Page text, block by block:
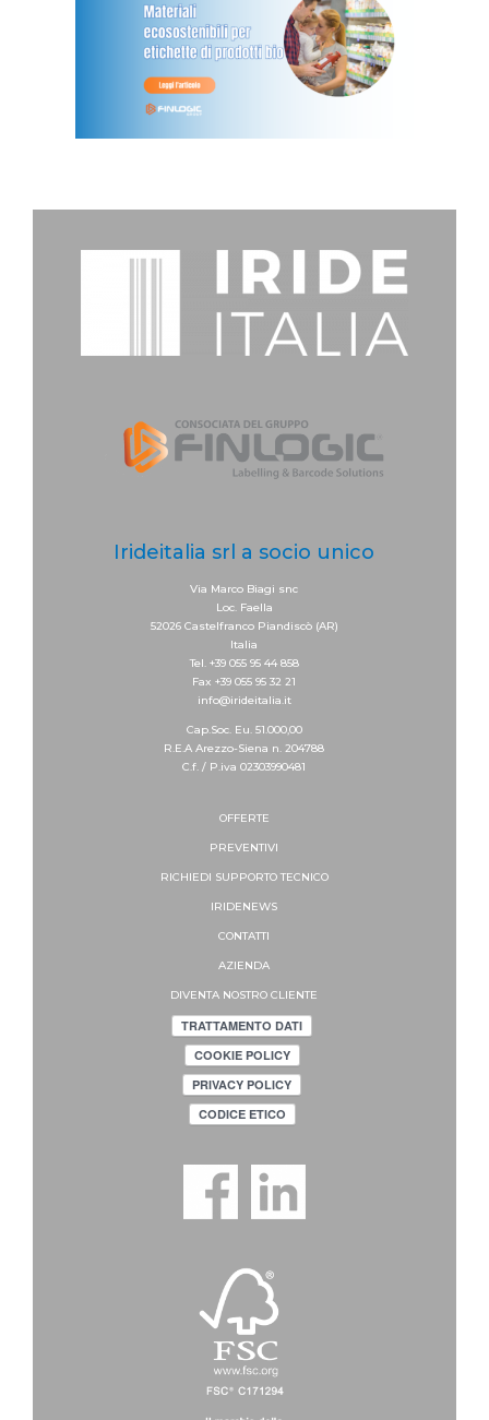
Irideitalia srl a socio unico
Via Marco Biagi snc
Loc. Faella
52026 Castelfranco Piandiscò (AR)
Italia
Tel. +39 055 95 44 858
Fax +39 055 95 32 21
info@irideitalia.it
Cap.Soc. Eu. 51.000,00
R.E.A Arezzo-Siena n. 204788
C.f. / P.iva 02303990481
OFFERTE
PREVENTIVI
RICHIEDI SUPPORTOTECNICO
IRIDENEWS
CONTATTI
AZIENDA
DIVENTA NOSTRO CLIENTE